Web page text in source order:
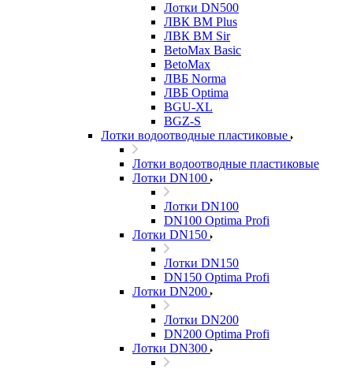
Лотки DN500
ЛВК ВМ Plus
ЛВК ВМ Sir
BetoMax Basic
BetoMax
ЛВБ Norma
ЛВБ Optima
BGU-XL
BGZ-S
Лотки водоотводные пластиковые
Лотки водоотводные пластиковые
Лотки DN100
Лотки DN100
DN100 Optima Profi
Лотки DN150
Лотки DN150
DN150 Optima Profi
Лотки DN200
Лотки DN200
DN200 Optima Profi
Лотки DN300